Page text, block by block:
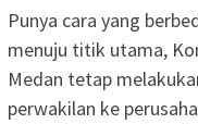
Punya cara yang
menuju titik utama,
Medan tetap
perwakilan ke